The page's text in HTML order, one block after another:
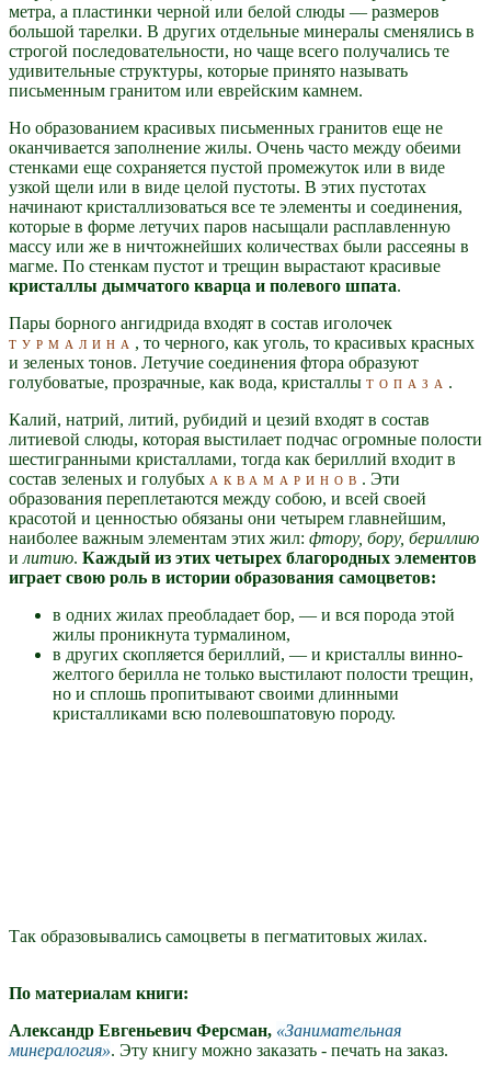
метра, а пластинки черной или белой слюды — размеров
большой тарелки. В других отдельные минералы сменялись в
строгой последовательности, но чаще всего получались те
удивительные структуры, которые принято называть
письменным гранитом или еврейским камнем.
Но образованием красивых письменных гранитов еще не
оканчивается заполнение жилы. Очень часто между обеими
стенками еще сохраняется пустой промежуток или в виде
узкой щели или в виде целой пустоты. В этих пустотах
начинают кристаллизоваться все те элементы и соединения,
которые в форме летучих паров насыщали расплавленную
массу или же в ничтожнейших количествах были рассеяны в
магме. По стенкам пустот и трещин вырастают красивые
кристаллы дымчатого кварца и полевого шпата.
Пары борного ангидрида входят в состав иголочек
турмалина , то черного, как уголь, то красивых красных
и зеленых тонов. Летучие соединения фтора образуют
голубоватые, прозрачные, как вода, кристаллы топаза .
Калий, натрий, литий, рубидий и цезий входят в состав
литиевой слюды, которая выстилает подчас огромные полости
шестигранными кристаллами, тогда как бериллий входит в
состав зеленых и голубых аквамаринов . Эти
образования переплетаются между собою, и всей своей
красотой и ценностью обязаны они четырем главнейшим,
наиболее важным элементам этих жил: фтору, бору, бериллию
и литию. Каждый из этих четырех благородных элементов
играет свою роль в истории образования самоцветов:
в одних жилах преобладает бор, — и вся порода этой
жилы проникнута турмалином,
в других скопляется бериллий, — и кристаллы винно-
желтого берилла не только выстилают полости трещин,
но и сплошь пропитывают своими длинными
кристалликами всю полевошпатовую породу.
Так образовывались самоцветы в пегматитовых жилах.
По материалам книги:
Александр Евгеньевич Ферсман,
Занимательная
минералогия . Эту книгу можно заказать - печать на заказ.